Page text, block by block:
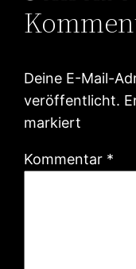
Deine E-Mail-
veröffentlicht.
markiert
Kommentar *